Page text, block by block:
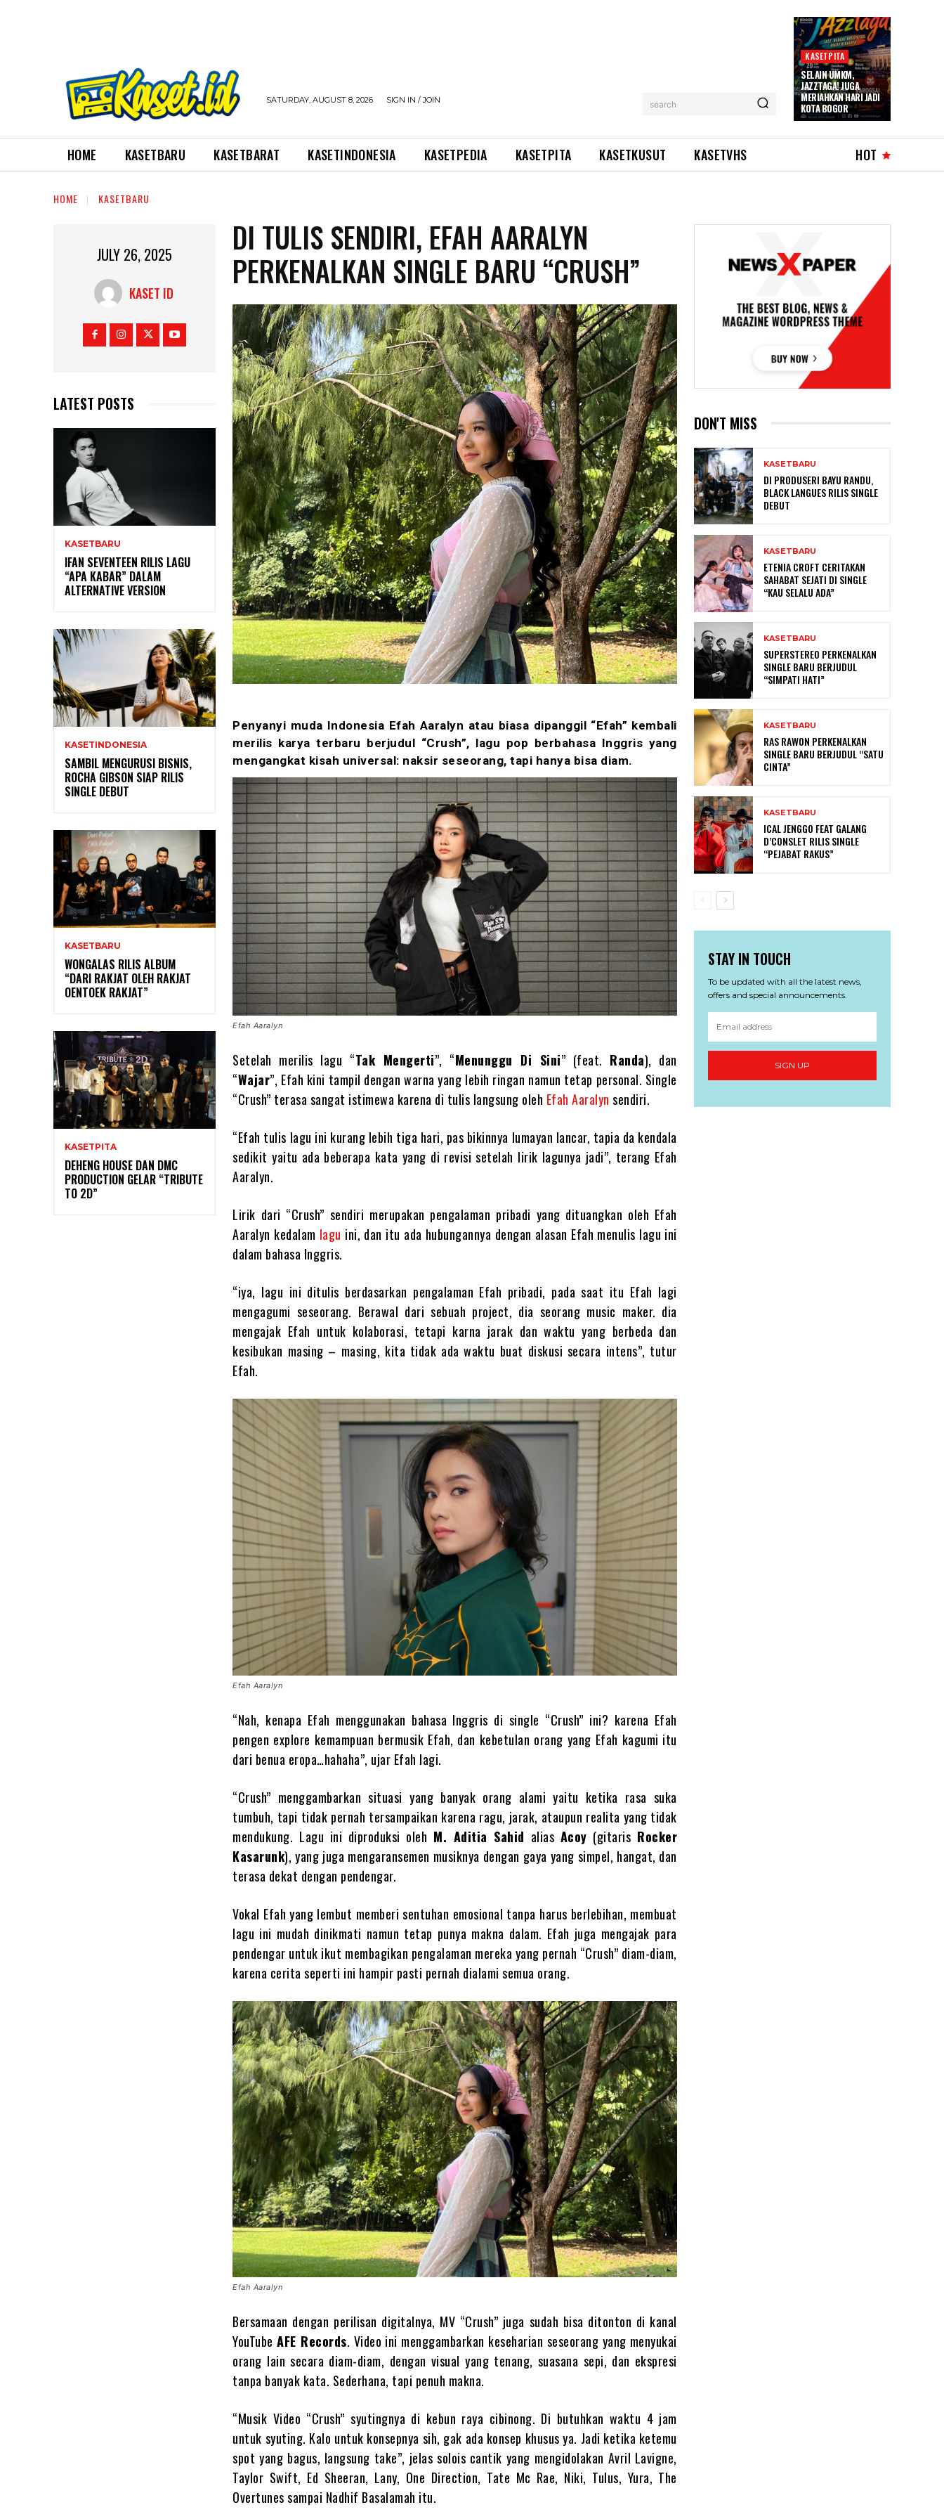
SATURDAY, AUGUST 8, 2026 SIGN IN / JOIN search
KASETPITA
SELAIN UMKM,
JAZZTAGA! JUGA
MERIAHKAN HARI JADI
KOTA BOGOR
HOME KASETBARU KASETBARAT KASETINDONESIA KASETPEDIA KASETPITA KASETKUSUT KASETVHS HOT
HOME KASETBARU
JULY 26, 2025
KASET ID
LATEST POSTS
KASETBARU
IFAN SEVENTEEN RILIS LAGU
“APA KABAR” DALAM
ALTERNATIVE VERSION
KASETINDONESIA
SAMBIL MENGURUSI BISNIS,
ROCHA GIBSON SIAP RILIS
SINGLE DEBUT
KASETBARU
WONGALAS RILIS ALBUM
“DARI RAKJAT OLEH RAKJAT
OENTOEK RAKJAT”
KASETPITA
DEHENG HOUSE DAN DMC
PRODUCTION GELAR “TRIBUTE
TO 2D”
DI TULIS SENDIRI, EFAH AARALYN
PERKENALKAN SINGLE BARU “CRUSH”
Penyanyi muda Indonesia Efah Aaralyn atau biasa dipanggil “Efah” kembali
merilis karya terbaru berjudul “Crush”, lagu pop berbahasa Inggris yang
mengangkat kisah universal: naksir seseorang, tapi hanya bisa diam.
Efah Aaralyn
Setelah merilis lagu “Tak Mengerti”, “Menunggu Di Sini” (feat. Randa), dan
“Wajar”, Efah kini tampil dengan warna yang lebih ringan namun tetap personal. Single
“Crush” terasa sangat istimewa karena di tulis langsung oleh Efah Aaralyn sendiri.
“Efah tulis lagu ini kurang lebih tiga hari, pas bikinnya lumayan lancar, tapia da kendala
sedikit yaitu ada beberapa kata yang di revisi setelah lirik lagunya jadi”, terang Efah
Aaralyn.
Lirik dari “Crush” sendiri merupakan pengalaman pribadi yang dituangkan oleh Efah
Aaralyn kedalam lagu ini, dan itu ada hubungannya dengan alasan Efah menulis lagu ini
dalam bahasa Inggris.
“iya, lagu ini ditulis berdasarkan pengalaman Efah pribadi, pada saat itu Efah lagi
mengagumi seseorang. Berawal dari sebuah project, dia seorang music maker. dia
mengajak Efah untuk kolaborasi, tetapi karna jarak dan waktu yang berbeda dan
kesibukan masing – masing, kita tidak ada waktu buat diskusi secara intens”, tutur
Efah.
Efah Aaralyn
“Nah, kenapa Efah menggunakan bahasa Inggris di single “Crush” ini? karena Efah
pengen explore kemampuan bermusik Efah, dan kebetulan orang yang Efah kagumi itu
dari benua eropa…hahaha”, ujar Efah lagi.
“Crush” menggambarkan situasi yang banyak orang alami yaitu ketika rasa suka
tumbuh, tapi tidak pernah tersampaikan karena ragu, jarak, ataupun realita yang tidak
mendukung. Lagu ini diproduksi oleh M. Aditia Sahid alias Acoy (gitaris Rocker
Kasarunk), yang juga mengaransemen musiknya dengan gaya yang simpel, hangat, dan
terasa dekat dengan pendengar.
Vokal Efah yang lembut memberi sentuhan emosional tanpa harus berlebihan, membuat
lagu ini mudah dinikmati namun tetap punya makna dalam. Efah juga mengajak para
pendengar untuk ikut membagikan pengalaman mereka yang pernah “Crush” diam-diam,
karena cerita seperti ini hampir pasti pernah dialami semua orang.
Efah Aaralyn
Bersamaan dengan perilisan digitalnya, MV “Crush” juga sudah bisa ditonton di kanal
YouTubeAFE Records. Video ini menggambarkan keseharian seseorang yang menyukai
orang lain secara diam-diam, dengan visual yang tenang, suasana sepi, dan ekspresi
tanpa banyak kata. Sederhana, tapi penuh makna.
“Musik Video “Crush” syutingnya di kebun raya cibinong. Di butuhkan waktu 4 jam
untuk syuting. Kalo untuk konsepnya sih, gak ada konsep khusus ya. Jadi ketika ketemu
spot yang bagus, langsung take”, jelas solois cantik yang mengidolakan Avril Lavigne,
Taylor Swift, Ed Sheeran, Lany, One Direction, Tate Mc Rae, Niki, Tulus, Yura, The
Overtunes sampai Nadhif Basalamah itu.
DON'T MISS
KASETBARU
DI PRODUSERI BAYU RANDU,
BLACK LANGUES RILIS SINGLE
DEBUT
KASETBARU
ETENIA CROFT CERITAKAN
SAHABAT SEJATI DI SINGLE
“KAU SELALU ADA”
KASETBARU
SUPERSTEREO PERKENALKAN
SINGLE BARU BERJUDUL
“SIMPATI HATI”
KASETBARU
RAS RAWON PERKENALKAN
SINGLE BARU BERJUDUL “SATU
CINTA”
KASETBARU
ICAL JENGGO FEAT GALANG
D’CONSLET RILIS SINGLE
“PEJABAT RAKUS”
STAY IN TOUCH
To be updated with all the latest news,
offers and special announcements.
SIGN UP